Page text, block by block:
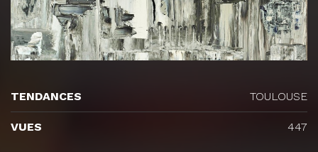
TENDANCES TOULOUSE
VUES 447